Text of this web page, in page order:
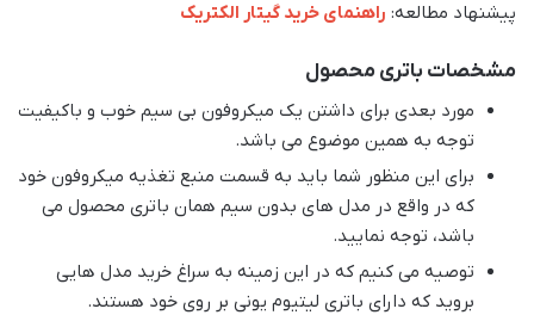
پیشنهاد مطالعه: راهنمای خرید گیتار الکتریک
مشخصات باتری محصول
مورد بعدی برای داشتن یک میکروفون بی سیم خوب و باکیفیت
توجه به همین موضوع می باشد.
برای این منظور شما باید به قسمت منبع تغذیه میکروفون خود
که در واقع در مدل های بدون سیم همان باتری محصول می
باشد، توجه نمایید.
توصیه می کنیم که در این زمینه به سراغ خرید مدل هایی
بروید که دارای باتری لیتیوم یونی بر روی خود هستند.